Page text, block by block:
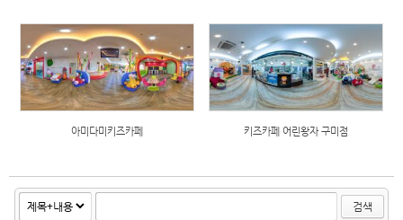
아미다미키즈카페 키즈카페 어린왕자 구미점
검색